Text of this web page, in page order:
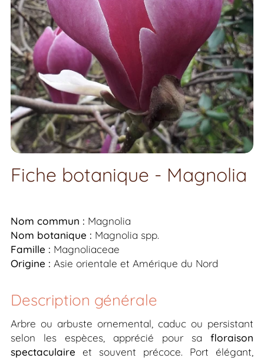
Fiche botanique - Magnolia
Nom commun : Magnolia
Nom botanique : Magnolia spp.
Famille : Magnoliaceae
Origine : Asie orientale et Amérique du Nord
Description générale
Arbre ou arbuste ornemental, caduc ou persistant
selon les espèces, apprécié pour sa floraison
spectaculaire et souvent précoce. Port élégant,